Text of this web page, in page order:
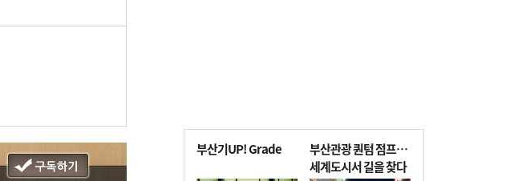
부산기UP! Grade
부산관광 퀀텀 점프…
세계도시서 길을 찾다